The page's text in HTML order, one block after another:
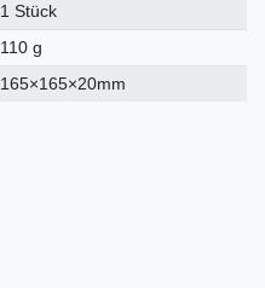
1 Stück
110 g
165×165×20mm